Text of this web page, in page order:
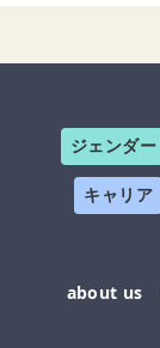
ジェンダー
キャリア
about us